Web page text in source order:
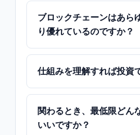
ブロックチェーンはあら
り優れているのですか？
仕組みを理解すれば投資
関わるとき、最低限どん
いいですか？